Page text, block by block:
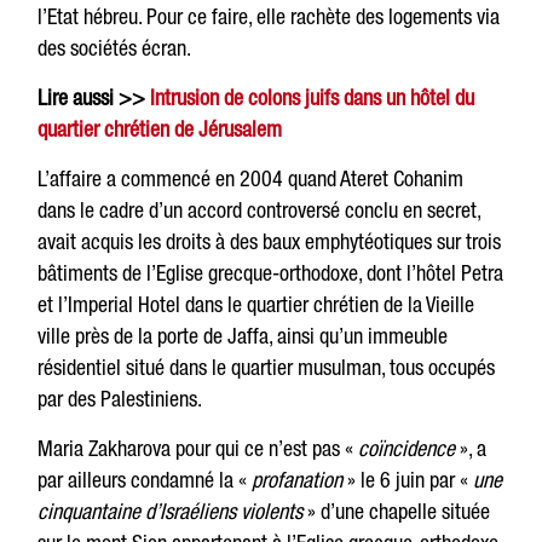
l’Etat hébreu. Pour ce faire, elle rachète des logements via
des sociétés écran.
Lire aussi >> Intrusion de colons juifs dans un hôtel du
quartier chrétien de Jérusalem
L’affaire a commencé en 2004 quand Ateret Cohanim
dans le cadre d’un accord controversé conclu en secret,
avait acquis les droits à des baux emphytéotiques sur trois
bâtiments de l’Eglise grecque-orthodoxe, dont l’hôtel Petra
et l’Imperial Hotel dans le quartier chrétien de la Vieille
ville près de la porte de Jaffa, ainsi qu’un immeuble
résidentiel situé dans le quartier musulman, tous occupés
par des Palestiniens.
Maria Zakharova pour qui ce n’est pas « coïncidence», a
par ailleurs condamné la « profanation» le 6 juin par « une
cinquantaine d’Israéliens violents» d’une chapelle située